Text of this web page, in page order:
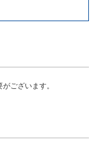
ございます。